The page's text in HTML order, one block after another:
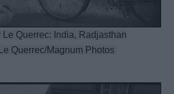
Le Querrec: India, Radjasthan
Querrec/Magnum Photos